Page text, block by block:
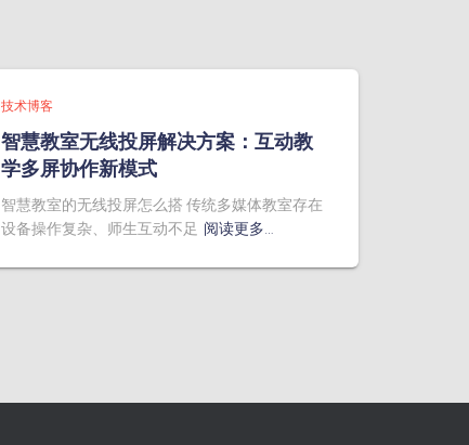
技术博客
智慧教室无线投屏解决方案：互动教
学多屏协作新模式
智慧教室的无线投屏怎么搭 传统多媒体教室存在
设备操作复杂、师生互动不足 阅读更多…